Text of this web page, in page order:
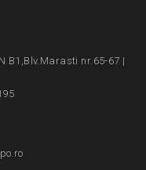
B1,Blv.Marasti nr.65-67 |